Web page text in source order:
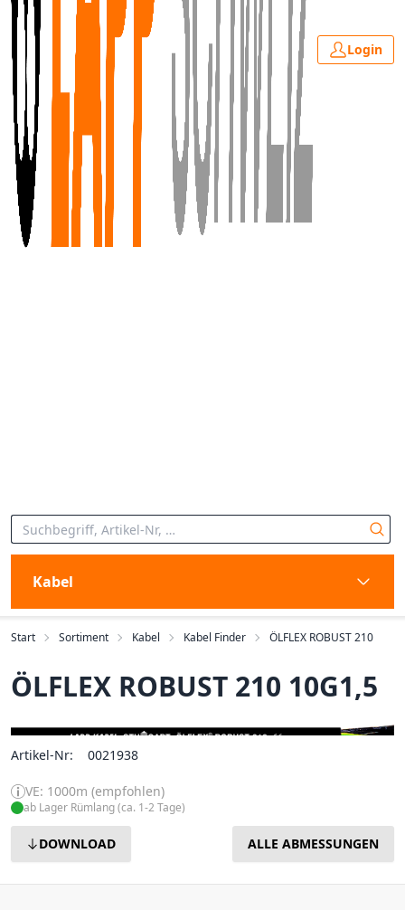
Login
Kabel
Start Sortiment Kabel Kabel Finder ÖLFLEX ROBUST 210
ÖLFLEX ROBUST 210 10G1,5
Artikel-Nr: 0021938
VE: 1000m (empfohlen)
ab Lager Rümlang (ca. 1-2 Tage)
DOWNLOAD ALLE ABMESSUNGEN